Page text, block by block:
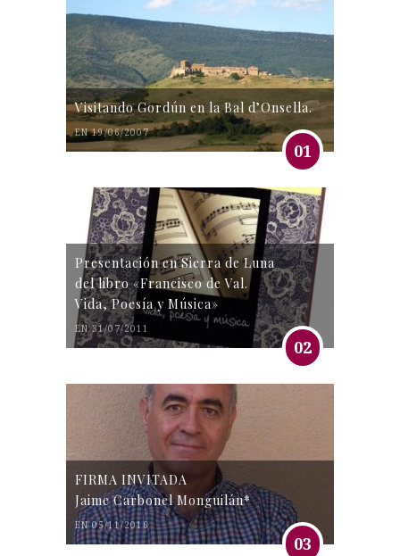
Visitando Gordún en la Bal d’Onsella.
EN 19/06/2007
01
Presentación en Sierra de Luna
del libro «Francisco de Val.
Vida, Poesía y Música»
EN 31/07/2011
02
FIRMA INVITADA
Jaime Carbonel Monguilán*
EN 05/11/2016
03